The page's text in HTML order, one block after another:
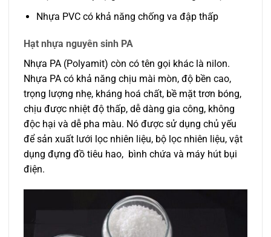
Nhựa PVC có khả năng chống va đập thấp
Hạt nhựa nguyên sinh PA
Nhựa PA (Polyamit) còn có tên gọi khác là nilon.
Nhựa PA có khả năng chịu mài mòn, độ bền cao,
trọng lượng nhẹ, kháng hoá chất, bề mặt trơn bóng,
chịu được nhiệt độ thấp, dễ dàng gia công, không
độc hại và dễ pha màu. Nó được sử dụng chủ yếu
để sản xuất lưới lọc nhiên liệu, bộ lọc nhiên liệu, vật
dụng đựng đồ tiêu hao, bình chứa và máy hút bụi
điện.